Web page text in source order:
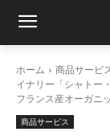
ホーム 商品サービ
イナリー「シャトー
フランス産オーガニ
商品サービス